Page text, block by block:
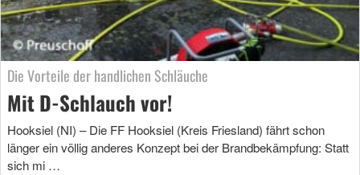
Die Vorteile der handlichen Schläuche
Mit D-Schlauch vor!
Hooksiel (NI) – Die FF Hooksiel (Kreis Friesland) fährt schon
länger ein völlig anderes Konzept bei der Brandbekämpfung: Statt
sich mi …